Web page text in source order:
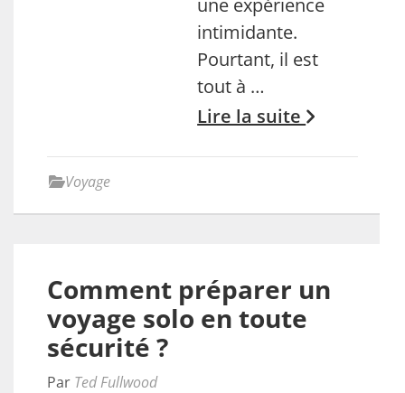
une expérience
intimidante.
Pourtant, il est
tout à …
Lire la suite
Voyage
Comment préparer un
voyage solo en toute
sécurité ?
Par Ted Fullwood